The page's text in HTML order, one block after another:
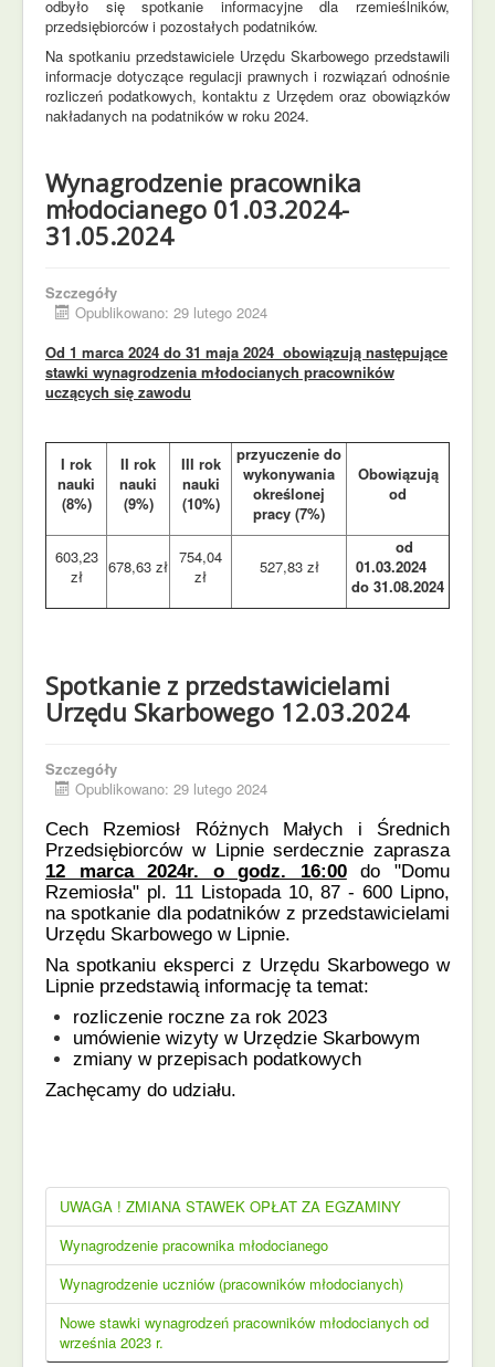
odbyło się spotkanie informacyjne dla rzemieślników,
przedsiębiorców i pozostałych podatników.
Na spotkaniu przedstawiciele Urzędu Skarbowego przedstawili
informacje dotyczące regulacji prawnych i rozwiązań odnośnie
rozliczeń podatkowych, kontaktu z Urzędem oraz obowiązków
nakładanych na podatników w roku 2024.
Wynagrodzenie pracownika
młodocianego 01.03.2024-
31.05.2024
Szczegóły
Opublikowano: 29 lutego 2024
Od 1 marca 2024 do 31 maja 2024 obowiązują następujące
stawki wynagrodzenia młodocianych pracowników
uczących się zawodu
I rok
nauki
(8%)
II rok
nauki
(9%)
III rok
nauki
(10%)
przyuczenie do
wykonywania
określonej
pracy (7%)
Obowiązują
od
603,23
zł
678,63 zł 754,04
zł
527,83 zł
od
01.03.2024
do 31.08.2024
Spotkanie z przedstawicielami
Urzędu Skarbowego 12.03.2024
Szczegóły
Opublikowano: 29 lutego 2024
Cech Rzemiosł Różnych Małych i Średnich
Przedsiębiorców w Lipnie serdecznie zaprasza
12 marca 2024r. o godz. 16:00do "Domu
Rzemiosła" pl. 11 Listopada 10, 87 - 600 Lipno,
na spotkanie dla podatników z przedstawicielami
Urzędu Skarbowego w Lipnie.
Na spotkaniu eksperci z Urzędu Skarbowego w
Lipnie przedstawią informację ta temat:
rozliczenie roczne za rok 2023
umówienie wizyty w Urzędzie Skarbowym
zmiany w przepisach podatkowych
Zachęcamy do udziału.
UWAGA ! ZMIANA STAWEK OPŁAT ZA EGZAMINY
Wynagrodzenie pracownika młodocianego
Wynagrodzenie uczniów (pracowników młodocianych)
Nowe stawki wynagrodzeń pracowników młodocianych od
września 2023 r.